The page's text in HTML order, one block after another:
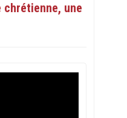
une